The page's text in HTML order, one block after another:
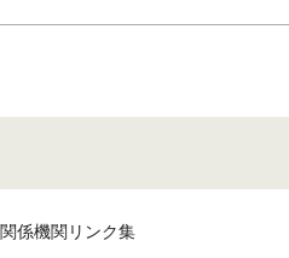
関係機関リンク集